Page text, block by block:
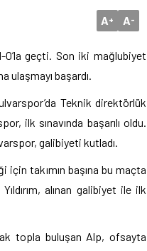
A+ A-
0’la geçti. Son iki mağlubiyet
ulaşmayı başardı.
Teknik direktörlük
ilk sınavında başarılı oldu.
galibiyeti kutladı.
için takımın başına bu maçta
alınan galibiyet ile ilk
topla buluşan Alp, ofsayta